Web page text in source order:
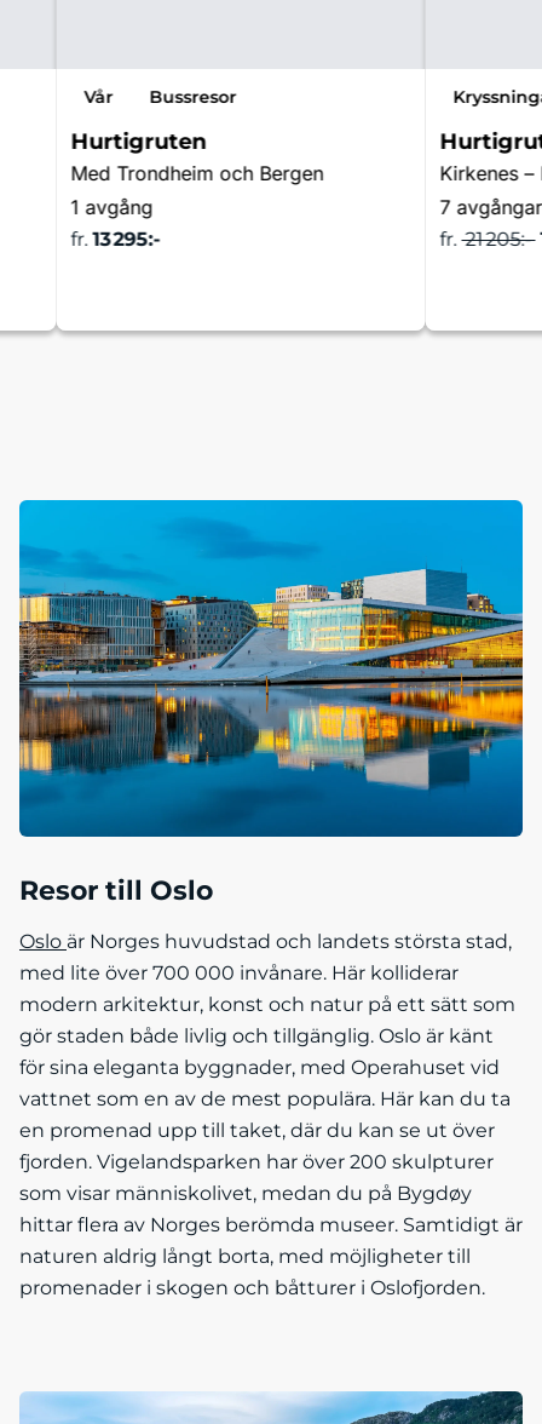
Vår Bussresor
Hurtigruten
Med Trondheim och Bergen
1 avgång
fr. 13 295:-
Kirkenes –
7 avgångar
fr. 21 205:-
Resor till Oslo
Oslo är Norges huvudstad och landets största stad,
med lite över 700 000 invånare. Här kolliderar
modern arkitektur, konst och natur på ett sätt som
gör staden både livlig och tillgänglig. Oslo är känt
för sina eleganta byggnader, med Operahuset vid
vattnet som en av de mest populära. Här kan du ta
en promenad upp till taket, där du kan se ut över
fjorden. Vigelandsparken har över 200 skulpturer
som visar människolivet, medan du på Bygdøy
hittar flera av Norges berömda museer. Samtidigt är
naturen aldrig långt borta, med möjligheter till
promenader i skogen och båtturer i Oslofjorden.